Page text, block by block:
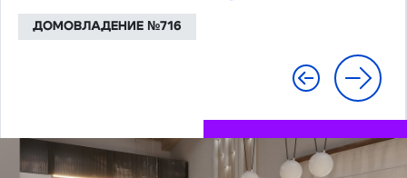
ДОМОВЛАДЕНИЕ №716